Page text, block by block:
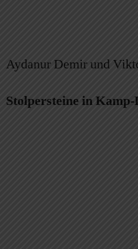
Aydanur Demir und
Stolpersteine in